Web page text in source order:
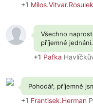
+1 Milos.Vitvar.Rosulek
Všechno
příjemné
+1 Pafka
Pohodář, příjemně
+1 Frantisek.Herman